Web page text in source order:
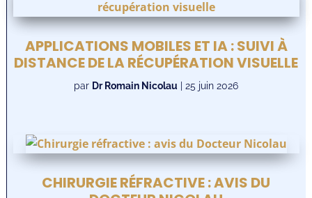
APPLICATIONS MOBILES ET IA : SUIVI À
DISTANCE DE LA RÉCUPÉRATION VISUELLE
par Dr Romain Nicolau |25 juin 2026
CHIRURGIE RÉFRACTIVE : AVIS DU